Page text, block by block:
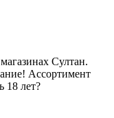
Султан.
Ассортимент
18 лет?